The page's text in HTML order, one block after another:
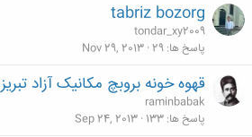
tabriz bozorg
tondar_xy2009
پاسخ ها 29
Nov 29, 2013
قهوه خونه بروبچ مکانیک آزاد تبریز
raminbabak
پاسخ ها 133
Sep 24, 2013